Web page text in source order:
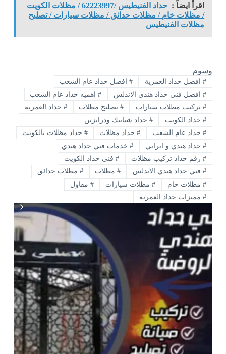
اقرأ ايضاً :
حداد الفنيطيس /62223997 / مظلات الكويت
/ مظلات خام / مظلات حدائق / مظلات سيارات / تصليح
مظلات الفنيطيس
وسوم
#افضل حداد العمرية #افضل حداد عام الشعب
#افضل فني حداد هندي الاندلس #اهميه حداد عام الشعب
#تركيب مظلات سيارات #تصليح مظلات # حداد العمرية
#حداد الكويت #حداد شبابيك ودرابزين
#حداد عام الشعب #حداد مظلات # حداد مظلات بالكويت
#حداد هندي و ايراني #خدمات فني حداد هندي
#رقم حداد تركيب مظلات #فني حداد الكويت
#فني حداد هندي الاندلس #مظلات # مظلات حدائق
#مظلات خام #مظلات سيارات # مقاول
#مميزات حداد العمرية